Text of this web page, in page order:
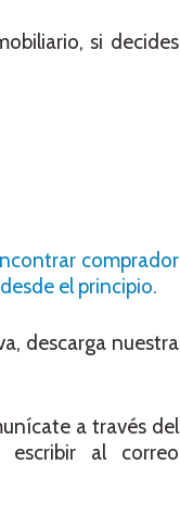
si decides
comprador
el principio.
descarga nuestra
a través del
al correo